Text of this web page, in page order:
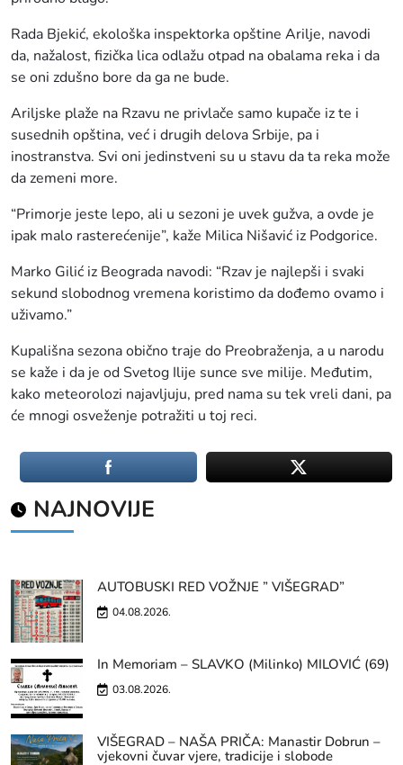
Rada Bjekić, ekološka inspektorka opštine Arilje, navodi
da, nažalost, fizička lica odlažu otpad na obalama reka i da
se oni zdušno bore da ga ne bude.
Ariljske plaže na Rzavu ne privlače samo kupače iz te i
susednih opština, već i drugih delova Srbije, pa i
inostranstva. Svi oni jedinstveni su u stavu da ta reka može
da zemeni more.
“Primorje jeste lepo, ali u sezoni je uvek gužva, a ovde je
ipak malo rasterećenije”, kaže Milica Nišavić iz Podgorice.
Marko Gilić iz Beograda navodi: “Rzav je najlepši i svaki
sekund slobodnog vremena koristimo da dođemo ovamo i
uživamo.”
Kupališna sezona obično traje do Preobraženja, a u narodu
se kaže i da je od Svetog Ilije sunce sve milije. Međutim,
kako meteorolozi najavljuju, pred nama su tek vreli dani, pa
će mnogi osveženje potražiti u toj reci.
NAJNOVIJE
AUTOBUSKI RED VOŽNJE ” VIŠEGRAD”
04.08.2026.
In Memoriam – SLAVKO (Milinko) MILOVIĆ (69)
03.08.2026.
VIŠEGRAD – NAŠA PRIČA: Manastir Dobrun –
vjekovni čuvar vjere, tradicije i slobode